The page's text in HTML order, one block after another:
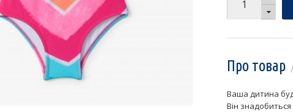
Про товар
Ваша дитина
Він